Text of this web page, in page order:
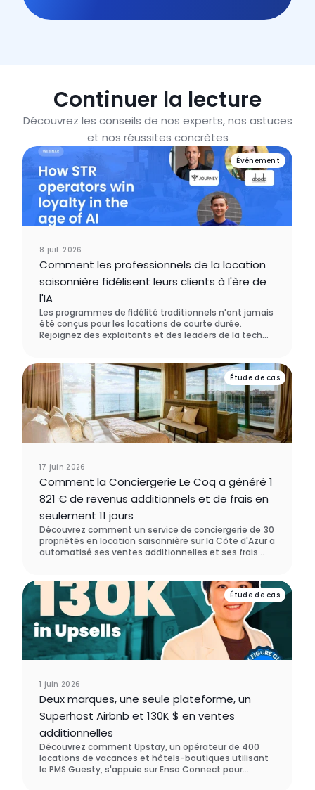
Continuer la lecture
Découvrez les conseils de nos experts, nos astuces
et nos réussites concrètes
Événement
8 juil. 2026
Comment les professionnels de la location
saisonnière fidélisent leurs clients à l'ère de
l'IA
Les programmes de fidélité traditionnels n'ont jamais
été conçus pour les locations de courte durée.
Rejoignez des exploitants et des leaders de la tech
revenir chez vous.
Étude de cas
17 juin 2026
Comment la Conciergerie Le Coq a généré 1
821 € de revenus additionnels et de frais en
seulement 11 jours
Découvrez comment un service de conciergerie de 30
propriétés en location saisonnière sur la Côte d'Azur a
automatisé ses ventes additionnelles et ses frais
aucune démarche manuelle. Ils ont choisi Enso
Connect plutôt que SuiteOp lors de leur processus
d'évaluation des logiciels.
Étude de cas
1 juin 2026
Deux marques, une seule plateforme, un
Superhost Airbnb et 130K $ en ventes
additionnelles
Découvrez comment Upstay, un opérateur de 400
locations de vacances et hôtels-boutiques utilisant
le PMS Guesty, s'appuie sur Enso Connect pour